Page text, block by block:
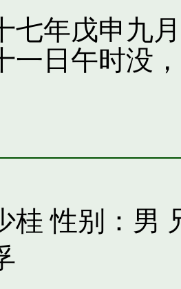
七年戊申九
一日午时没
桂 性别：男